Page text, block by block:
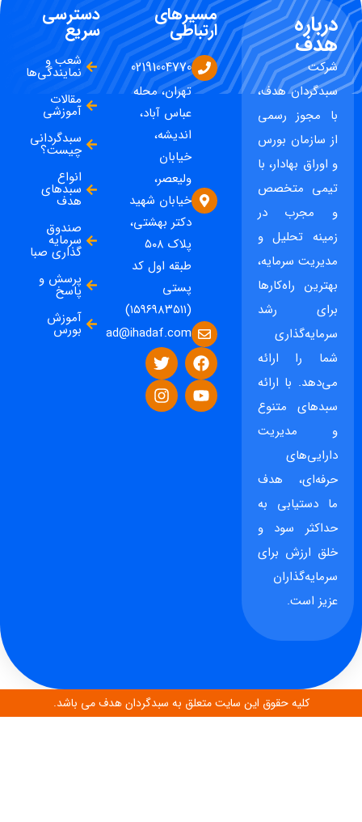
درباره
هدف
شرکت
سبدگردان هدف،
با مجوز رسمی
از سازمان بورس
و اوراق بهادار، با
تیمی متخصص
و مجرب در
زمینه تحلیل و
مدیریت سرمایه،
بهترین راه‌کارها
برای رشد
سرمایه‌گذاری
شما را ارائه
می‌دهد. با ارائه
سبدهای متنوع
و مدیریت
دارایی‌های
حرفه‌ای، هدف
ما دستیابی به
حداکثر سود و
خلق ارزش برای
سرمایه‌گذاران
عزیز است.
مسیرهای
ارتباطی
02191004770
تهران، محله
عباس آباد،
اندیشه،
خیابان
ولیعصر،
خیابان شهید
دکتر بهشتی،
پلاک ۵۰۸
طبقه اول کد
پستی
ad@ihadaf.com
دسترسی
سریع
شعب و
نمایندگی‌ها
مقالات
آموزشی
سبدگردانی
چیست؟
انواع
سبدهای
هدف
صندوق
سرمایه
گذاری صبا
پرسش و
پاسخ
آموزش
بورس
کلیه حقوق این سایت متعلق به سبدگردان هدف می باشد.